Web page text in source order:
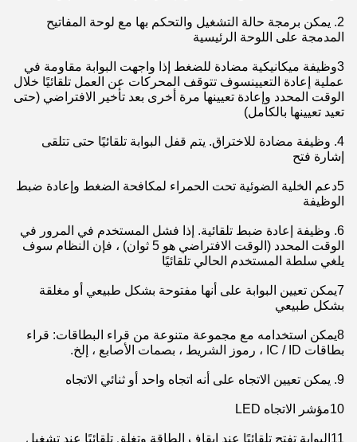
2. يمكن برمجة حالة التشغيل والتحكم بها مع لوحة المفاتيح
المدمجة على اللوحة الرئيسية
3وظيفة ميكانيكية مضادة للضغط إذا واجهت البوابة مقاومة في
عملية إعادة التعيينسوف تتوقف المحركات عن العمل تلقائيًا خلال
الوقت المحدد وإعادة تعيينها مرة أخرى بعد تأخير الافتراضي (حتى
تعيد تعيينها بالكامل)
4. وظيفة مضادة للاختراق. يتم قفل البوابة تلقائيًا حتى تتلقى
إشارة فتح
5دعم الخلية الضوئية تحت الحمراء لمكافحة الضغط وإعادة ضبط
الوظيفة
6. وظيفة إعادة ضبط تلقائية. إذا فشل المستخدم في المرور في
الوقت المحدد (الوقت الافتراضي هو 5 ثوان) ، فإن النظام سوف
يلغي سلطة المستخدم الحالي تلقائيًا
7يمكن تعيين البوابة على أنها مفتوحة بشكل طبيعي أو مغلقة
بشكل طبيعي
8يمكن استخدامه مع مجموعة متنوعة من قراء البطاقات: قراء
بطاقات IC / ID ، رموز الشريط ، بصمات الأصابع ، إلخ.
9. يمكن تعيين الاتجاه على أنه اتجاه واحد أو ثنائي الاتجاه
10مؤشر الاتجاه LED
11البوابة تفتح تلقائيًا عند إيقاف الطاقة وتغلق تلقائيًا عند تشغيل